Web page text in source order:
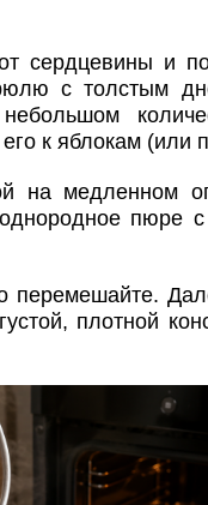
сердцевины и
с толстым
к яблокам (или
на медленном
пюре
перемешайте.
плотной